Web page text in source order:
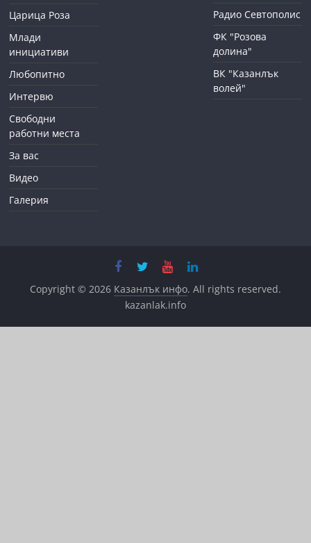
Царица Роза
Млади
инициативи
Любопитно
Интервю
Свободни
работни места
За вас
Видео
Галерия
Радио Севтополис
ФК "Розова
долина"
ВК "Казанлък
волей"
Copyright © 2026 Казанлък инфо. All rights reserved.
kazanlak.info